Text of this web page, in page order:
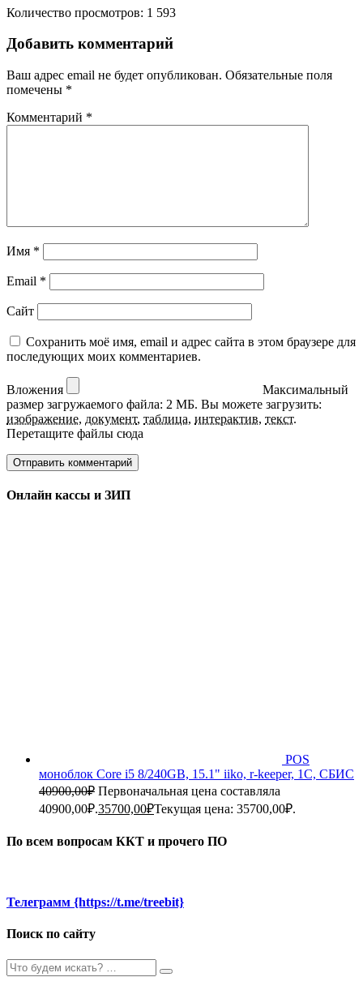
Количество просмотров: 1 593
Добавить комментарий
Ваш адрес email не будет опубликован. Обязательные поля
помечены *
Комментарий *
Имя *
Email *
Сайт
Сохранить моё имя, email и адрес сайта в этом браузере для
последующих моих комментариев.
Вложения
Максимальный
размер загружаемого файла: 2 МБ. Вы можете загрузить:
изображение, документ, таблица, интерактив, текст.
Перетащите файлы сюда
Онлайн кассы и ЗИП
POS
моноблок Core i5 8/240GB, 15.1" iiko, r-keeper, 1C, СБИС
40900,00₽ Первоначальная цена составляла
40900,00₽.35700,00₽Текущая цена: 35700,00₽.
По всем вопросам ККТ и прочего ПО
Телеграмм {https://t.me/treebit}
Поиск по сайту